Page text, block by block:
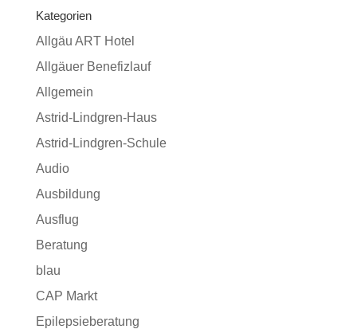
Kategorien
Allgäu ART Hotel
Allgäuer Benefizlauf
Allgemein
Astrid-Lindgren-Haus
Astrid-Lindgren-Schule
Audio
Ausbildung
Ausflug
Beratung
blau
CAP Markt
Epilepsieberatung